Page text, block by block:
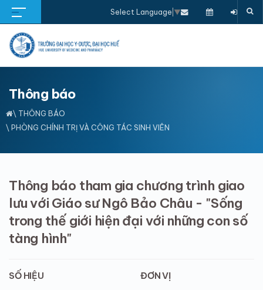
Select Language ▼
Thông báo
\ THÔNG BÁO
\ PHÒNG CHÍNH TRỊ VÀ CÔNG TÁC SINH VIÊN
Thông báo tham gia chương trình giao
lưu với Giáo sư Ngô Bảo Châu - "Sống
trong thế giới hiện đại với những con số
tàng hình"
SỐ HIỆU
ĐƠN VỊ